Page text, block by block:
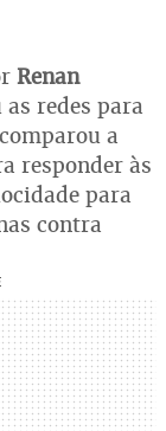
Renan
redes para
a
responder às
para
contra